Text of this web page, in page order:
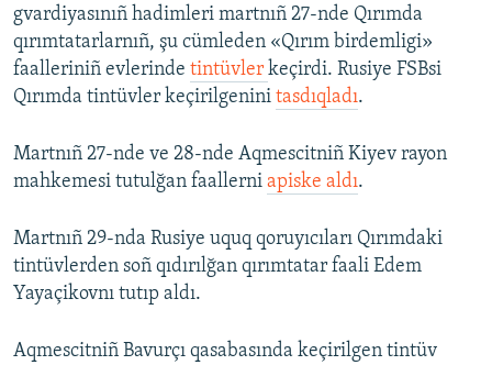
gvardiyasınıñ hadimleri martnıñ 27-nde Qırımda
qırımtatarlarnıñ, şu cümleden «Qırım birdemligi»
faalleriniñ evlerinde tintüvler keçirdi. Rusiye FSBsi
Qırımda tintüvler keçirilgenini tasdıqladı.
Martnıñ 27-nde ve 28-nde Aqmescitniñ Kiyev rayon
mahkemesi tutulğan faallerni apiske aldı.
Martnıñ 29-nda Rusiye uquq qoruyıcıları Qırımdaki
tintüvlerden soñ qıdırılğan qırımtatar faali Edem
Yayaçikovnı tutıp aldı.
Aqmescitniñ Bavurçı qasabasında keçirilgen tintüv